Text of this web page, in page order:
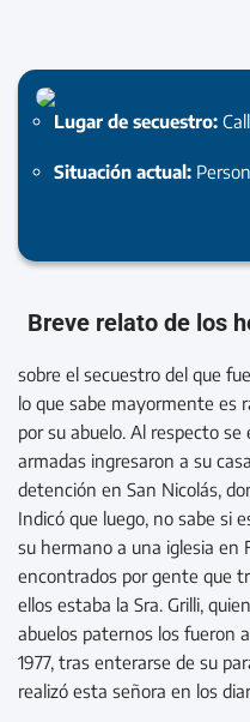
Lugar de secuestro:
Situación actual:
Breve relato de los
sobre el secuestro del que
lo que sabe mayormente es
por su abuelo. Al respecto
armadas ingresaron a su
detención en San Nicolás,
Indicó que luego, no sabe si
su hermano a una iglesia en
encontrados por gente que
ellos estaba la Sra. Grilli,
abuelos paternos los fueron
1977, tras enterarse de su
realizó esta señora en los